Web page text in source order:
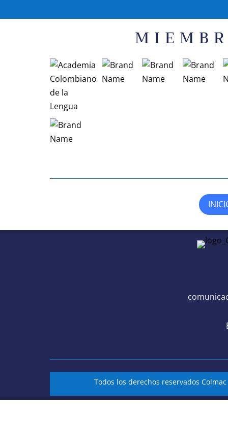
Todos los derechos reservados